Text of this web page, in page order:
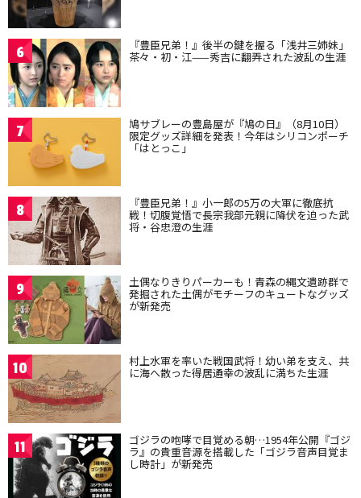
6 『豊臣兄弟！』後半の鍵を握る「浅井三姉妹」
茶々・初・江——秀吉に翻弄された波乱の生涯
7 鳩サブレーの豊島屋が『鳩の日』（8月10日）
限定グッズ詳細を発表！今年はシリコンポーチ
「はとっこ」
8 『豊臣兄弟！』小一郎の5万の大軍に徹底抗
戦！切腹覚悟で長宗我部元親に降伏を迫った武
将・谷忠澄の生涯
9 土偶なりきりパーカーも！青森の縄文遺跡群で
発掘された土偶がモチーフのキュートなグッズ
が新発売
10 村上水軍を率いた戦国武将！幼い弟を支え、共
に海へ散った得居通幸の波乱に満ちた生涯
11 ゴジラの咆哮で目覚める朝…1954年公開『ゴジ
ラ』の貴重音源を搭載した「ゴジラ音声目覚ま
し時計」が新発売